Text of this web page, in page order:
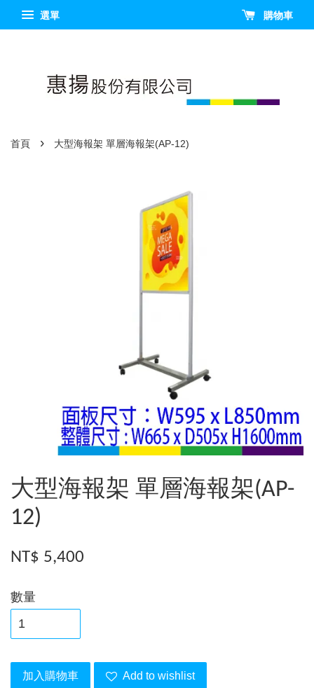
選單 購物車
首頁 › 大型海報架 單層海報架(AP-12)
大型海報架 單層海報架(AP-
12)
NT$ 5,400
數量
加入購物車 Add to wishlist